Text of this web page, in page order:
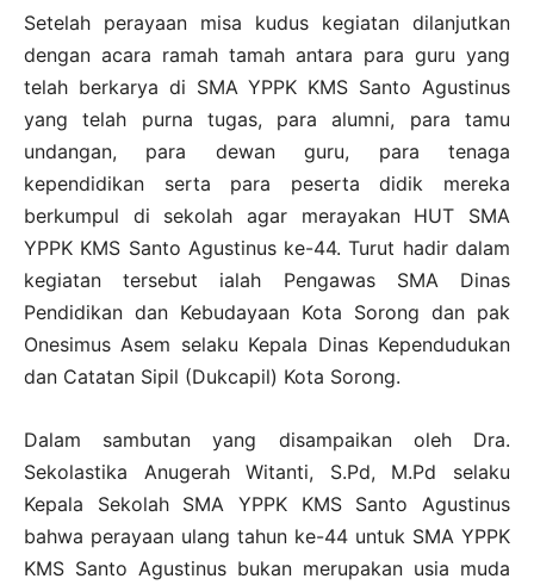
Setelah perayaan misa kudus kegiatan dilanjutkan
dengan acara ramah tamah antara para guru yang
telah berkarya di SMA YPPK KMS Santo Agustinus
yang telah purna tugas, para alumni, para tamu
undangan, para dewan guru, para tenaga
kependidikan serta para peserta didik mereka
berkumpul di sekolah agar merayakan HUT SMA
YPPK KMS Santo Agustinus ke-44. Turut hadir dalam
kegiatan tersebut ialah Pengawas SMA Dinas
Pendidikan dan Kebudayaan Kota Sorong dan pak
Onesimus Asem selaku Kepala Dinas Kependudukan
dan Catatan Sipil (Dukcapil) Kota Sorong.
Dalam sambutan yang disampaikan oleh Dra.
Sekolastika Anugerah Witanti, S.Pd, M.Pd selaku
Kepala Sekolah SMA YPPK KMS Santo Agustinus
bahwa perayaan ulang tahun ke-44 untuk SMA YPPK
KMS Santo Agustinus bukan merupakan usia muda